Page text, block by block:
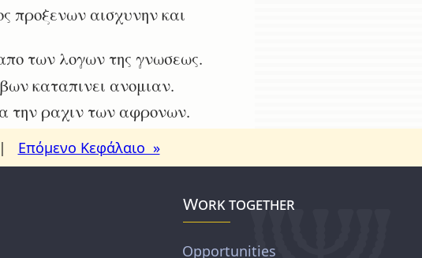
προξενων αισχυνην και
των λογων της γνωσεως.
καταπινει ανομιαν.
την ραχιν των αφρονων.
Επόμενο Κεφάλαιο »
Work together
Opportunities